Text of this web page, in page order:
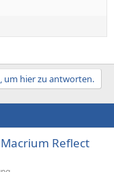
um hier zu antworten.
Reflect